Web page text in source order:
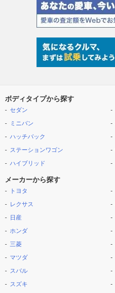
ボディタイプから探す
セダン
ミニバン
ハッチバック
ステーションワゴン
ハイブリッド
メーカーから探す
トヨタ
レクサス
日産
ホンダ
三菱
マツダ
スバル
スズキ